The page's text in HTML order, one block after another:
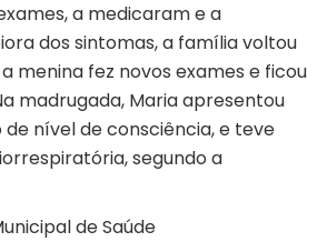
a medicaram e a
dos sintomas, a família voltou
menina fez novos exames e ficou
madrugada, Maria apresentou
nível de consciência, e teve
segundo a
de Saúde